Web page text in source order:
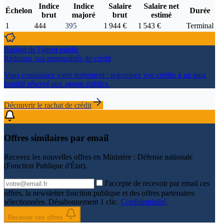
Échelon
Indice
brut
Indice
majoré
Salaire
brut
Salaire net
estimé
Durée
1
444 395 1 944 € 1 543 € Terminal
Budget de l'agent public
Réduisez vos mensualités de crédit
Vous connaissez votre traitement : regroupez vos crédits à un taux
bonifié réservé aux agents publics.
Découvrir le rachat de crédit
Offres similaires par email
Recevez les nouvelles offres en Ministère : Défense nationale
(Fonction Publique d'État).
J'accepte de recevoir par email ces
offres, la newsletter fonction publique et des offres partenaires
sélectionnées. Désabonnement 1 clic. Confidentialité.
Recevoir ces offres